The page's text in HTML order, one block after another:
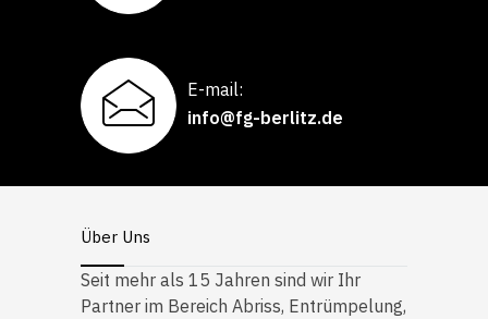
E-mail:
info@fg-berlitz.de
Über Uns
Seit mehr als 15 Jahren sind wir Ihr
Partner im Bereich Abriss, Entrümpelung,